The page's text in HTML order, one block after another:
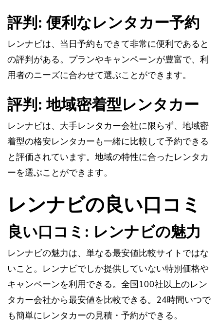
評判: 便利なレンタカー予約
レンナビは、当日予約もできて非常に便利であると
の評判がある。プランやキャンペーンが豊富で、利
用者のニーズに合わせて選ぶことができます。
評判: 地域密着型レンタカー
レンナビは、大手レンタカー会社に限らず、地域密
着型の格安レンタカーも一緒に比較して予約できる
と評価されています。地域の特性に合ったレンタカ
ーを選ぶことができます。
レンナビの良い口コミ
良い口コミ: レンナビの魅力
レンナビの魅力は、単なる最安値比較サイトではな
いこと。レンナビでしか提供していない特別価格や
キャンペーンを利用できる。全国100社以上のレン
タカー会社から最安値を比較できる。24時間いつで
も簡単にレンタカーの見積・予約ができる。